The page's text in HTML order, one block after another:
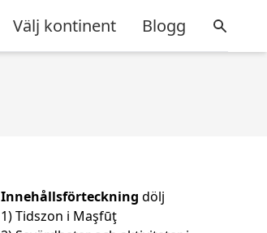
Välj kontinent Blogg
Innehållsförteckning dölj
1)Tidszon i Maşfūţ